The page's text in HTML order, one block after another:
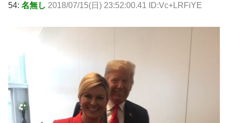
54: 名無し 2018/07/15(日) 23:52:00.41 ID:Vc+LRFiYE